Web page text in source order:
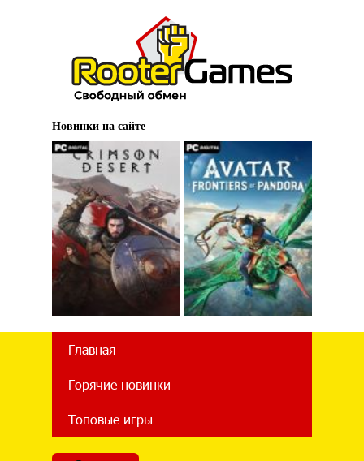
Новинки на сайте
Главная
Горячие новинки
Топовые игры